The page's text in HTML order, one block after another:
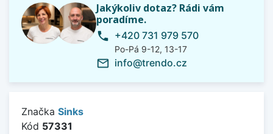
Jakýkoliv dotaz? Rádi vám
poradíme.
phone +420 731 979 570
Po-Pá 9-12, 13-17
mail_outline info@trendo.cz
Značka Sinks
Kód 57331